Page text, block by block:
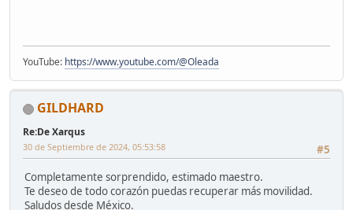
YouTube: https://www.youtube.com/@Oleada
GILDHARD
Re:De Xarqus
#5
30 de Septiembre de 2024, 05:53:58
Completamente sorprendido, estimado maestro.
Te deseo de todo corazón puedas recuperar más movilidad.
Saludos desde México.